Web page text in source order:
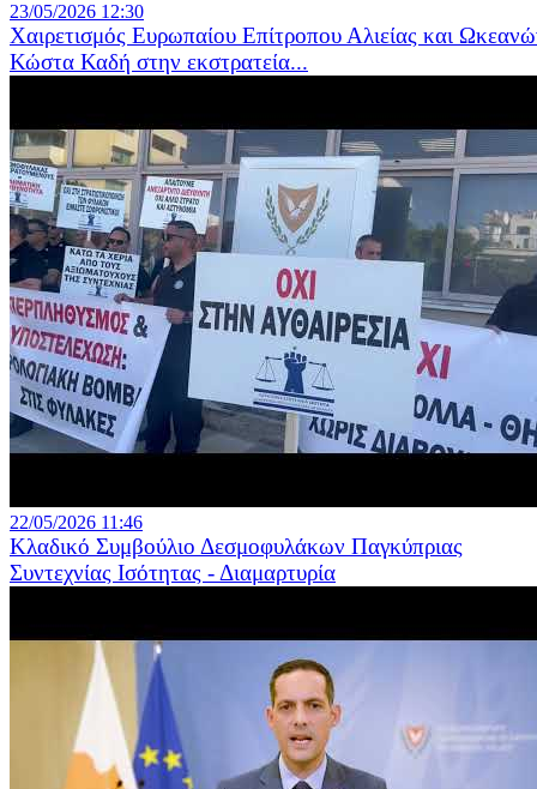
23/05/2026 12:30
Χαιρετισμός Ευρωπαίου Επίτροπου Αλιείας και
Κώστα Καδή στην εκστρατεία...
22/05/2026 11:46
Κλαδικό Συμβούλιο Δεσμοφυλάκων Παγκύπριας
Συντεχνίας Ισότητας - Διαμαρτυρία